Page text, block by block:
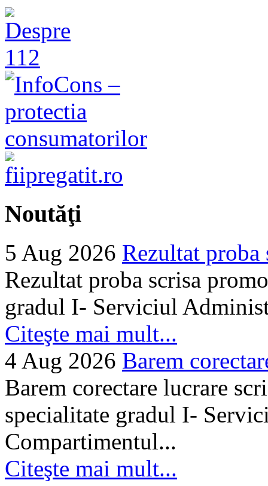
Noutăţi
5 Aug 2026 Rezultat proba
Rezultat proba scrisa
gradul I- Serviciul
Citeşte mai mult...
4 Aug 2026 Barem
Barem corectare lucrare
specialitate gradul I-
Compartimentul...
Citeşte mai mult...